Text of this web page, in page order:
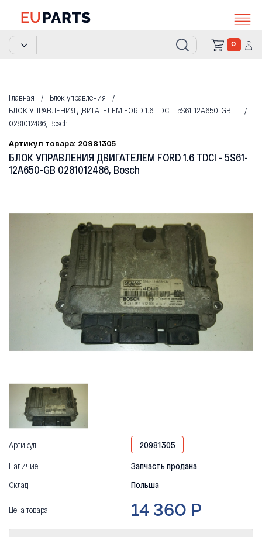
0
Главная
Блок управления
БЛОК УПРАВЛЕНИЯ ДВИГАТЕЛЕМ FORD 1.6 TDCI - 5S61-12A650-GB
0281012486, Bosch
Артикул товара: 20981305
БЛОК УПРАВЛЕНИЯ ДВИГАТЕЛЕМ FORD 1.6 TDCI - 5S61-
12A650-GB 0281012486, Bosch
Артикул
20981305
Наличие
Запчасть продана
Склад:
Польша
Цена товара: 14 360 Р